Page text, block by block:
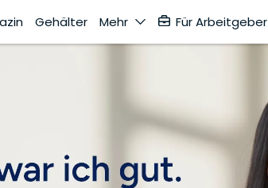
Gehälter Mehr Für Arbeitgeber